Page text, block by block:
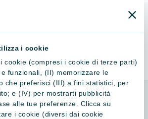
i cookie
cookie (compresi i cookie di terze parti)
funzionali, (II) memorizzare le
che preferisci (III) a fini statistici, per
e (IV) per mostrarti pubblicità
alle tue preferenze. Clicca su
i cookie (diversi dai cookie
per te